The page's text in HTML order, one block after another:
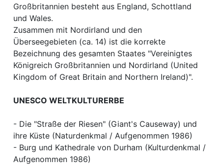
Großbritannien besteht aus England, Schottland
und Wales.
Zusammen mit Nordirland und den
Überseegebieten (ca. 14) ist die korrekte
Bezeichnung des gesamten Staates "Vereinigtes
Königreich Großbritannien und Nordirland (United
Kingdom of Great Britain and Northern Ireland)".
UNESCO WELTKULTURERBE
- Die "Straße der Riesen" (Giant's Causeway) und
ihre Küste (Naturdenkmal / Aufgenommen 1986)
- Burg und Kathedrale von Durham (Kulturdenkmal /
Aufgenommen 1986)